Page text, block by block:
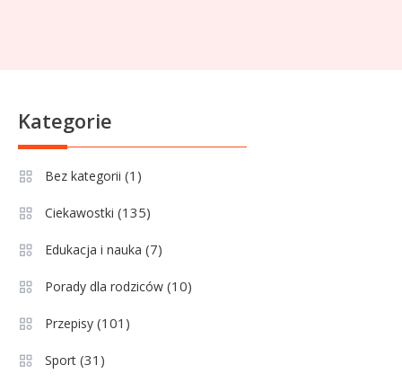
6
historyczne dane
1 Wychowanie dziecka
Jak pomóc dziecku przygotować
dobre rozwiązanie dla
maturzysty?
Kategorie
Bez kategorii (1)
Ciekawostki (135)
Edukacja i nauka (7)
Porady dla rodziców (10)
Przepisy (101)
Sport (31)